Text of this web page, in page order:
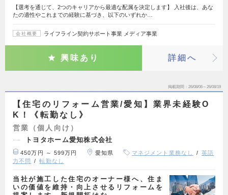
【選考を通じて、2つのキャリアから最適な配属を決定します】 入社後は、あな
たの適性やこれまでの経験に基づき、以下のいずれか…
会社概要 ライフライン契約サポート事業 メディア事業
興味あり 詳細へ
掲載期間 26/08/06～26/08/19
【住宅のリフォーム営業/愛知】業界未経験O
K！《転勤なし》
営業（個人向け）
トヨタホーム愛知株式会社
450万円 ～ 599万円 愛知県 マネジメント業務なし
英語
力不問
転勤なし
当社が施工した住宅のオーナー様へ、住ま
いの価値を維持・向上させるリフォームを